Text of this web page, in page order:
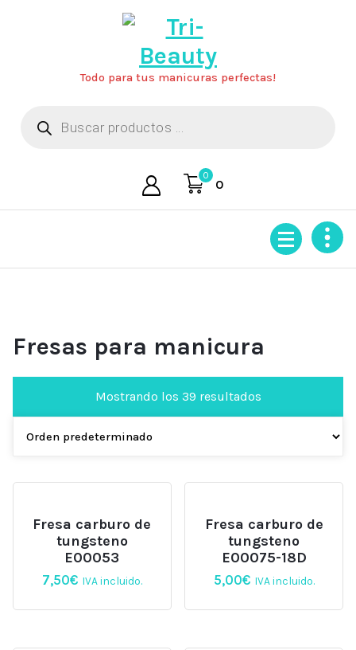
Todo para tus manicuras perfectas!
productos
0
0
Fresas para manicura
Mostrando los 39 resultados
Fresa carburo de
tungsteno
E00053
7,50€ IVA incluido.
Fresa carburo de
tungsteno
E00075-18D
5,00€ IVA incluido.